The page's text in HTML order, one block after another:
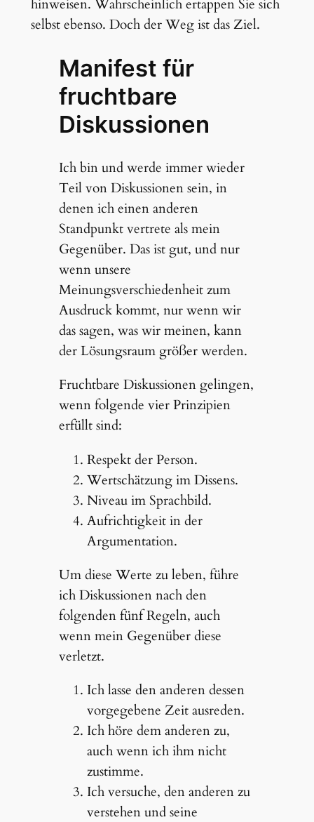
hinweisen. Wahrscheinlich ertappen Sie sich
selbst ebenso. Doch der Weg ist das Ziel.
Manifest für
fruchtbare
Diskussionen
Ich bin und werde immer wieder
Teil von Diskussionen sein, in
denen ich einen anderen
Standpunkt vertrete als mein
Gegenüber. Das ist gut, und nur
wenn unsere
Meinungsverschiedenheit zum
Ausdruck kommt, nur wenn wir
das sagen, was wir meinen, kann
der Lösungsraum größer werden.
Fruchtbare Diskussionen gelingen,
wenn folgende vier Prinzipien
erfüllt sind:
Respekt der Person.
Wertschätzung im Dissens.
Niveau im Sprachbild.
Aufrichtigkeit in der
Argumentation.
Um diese Werte zu leben, führe
ich Diskussionen nach den
folgenden fünf Regeln, auch
wenn mein Gegenüber diese
verletzt.
Ich lasse den anderen dessen
vorgegebene Zeit ausreden.
Ich höre dem anderen zu,
auch wenn ich ihm nicht
zustimme.
Ich versuche, den anderen zu
verstehen und seine